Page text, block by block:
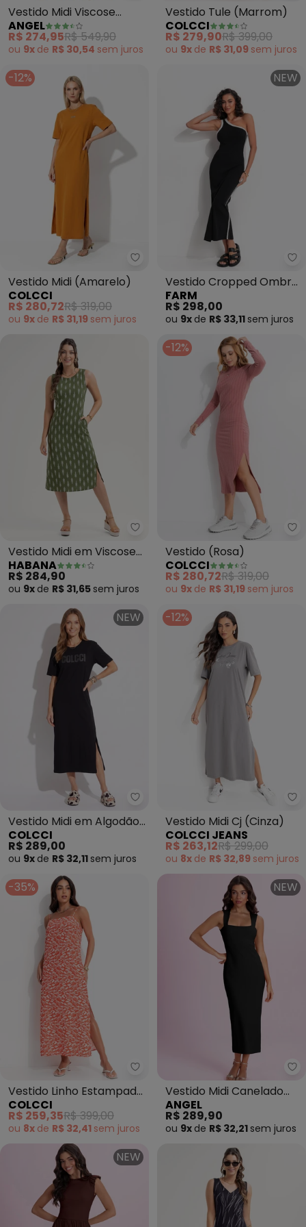
Vestido Midi Viscose
Estampada (Vermelho)
ANGEL
R$ 274,95R$ 549,90
ou 9x de R$ 30,54 sem juros
Vestido Tule (Marrom)
COLCCI
R$ 279,90R$ 399,00
ou 9x de R$ 31,09 sem juros
-12%
Colcci - Vestido Midi (Amarelo)
Vestido Midi (Amarelo)
COLCCI
R$ 280,72R$ 319,00
ou 9x de R$ 31,19 sem juros
NEW
Vestido Cropped Ombro
Só Bicolor (Preto)
FARM
R$ 298,00
ou 9x de R$ 33,11 sem juros
Habana - Vestido Midi em
Vestido Midi em Viscose
(Verde)
HABANA
R$ 284,90
ou 9x de R$ 31,65 sem juros
-12%
Vestido (Rosa)
COLCCI
R$ 280,72R$ 319,00
ou 9x de R$ 31,19 sem juros
NEW
Colcci - Vestido Midi em
Vestido Midi em Algodão
(Preto)
COLCCI
R$ 289,00
ou 9x de R$ 32,11 sem juros
-12%
Vestido Midi Cj (Cinza)
COLCCI JEANS
R$ 263,12R$ 299,00
ou 8x de R$ 32,89 sem juros
-35%
Colcci - Vestido Linho
Vestido Linho Estampado
(Vermelho)
COLCCI
R$ 259,35R$ 399,00
ou 8x de R$ 32,41 sem juros
NEW
Vestido Midi Canelado
(Preto)
ANGEL
R$ 289,90
ou 9x de R$ 32,21 sem juros
NEW